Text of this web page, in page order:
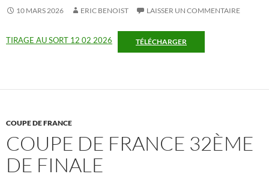
10 MARS 2026 ERIC BENOIST LAISSER UN COMMENTAIRE
TIRAGE AU SORT 12 02 2026 TÉLÉCHARGER
COUPE DE FRANCE
COUPE DE FRANCE 32ÈME
DE FINALE